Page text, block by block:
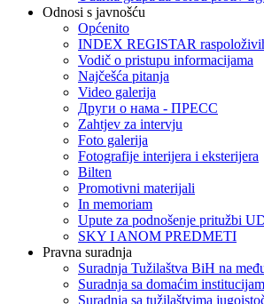
Odnosi s javnošću
Općenito
INDEX REGISTAR
Vodič o pristupu informacijama
Najčešća pitanja
Video galerija
Други о нама - ПРЕСC
Zahtjev za intervju
Foto galerija
Fotografije interijera i eksterijera
Bilten
Promotivni materijali
In memoriam
Upute za podnošenje pritužbi
SKY I ANOM PREDMETI
Pravna suradnja
Suradnja Tužilaštva BiH na
Suradnja sa domaćim
Suradnja sa tužilaštvima